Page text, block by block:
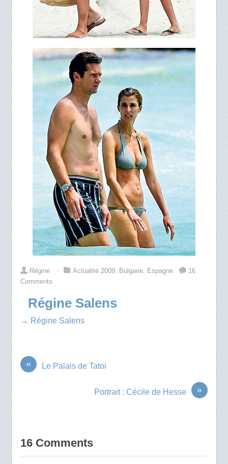
Régine ⋅ Actualité 2009, Bulgarie, Espagne
16
Comments
Régine Salens
→ Régine Salens
« Le Palais de Tatoi
»
Portrait : Cécile de Hesse
16 Comments